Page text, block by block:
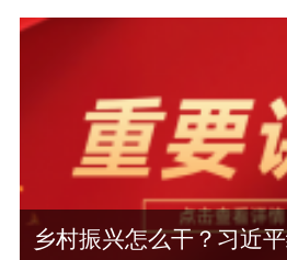
乡村振兴怎么干？习近